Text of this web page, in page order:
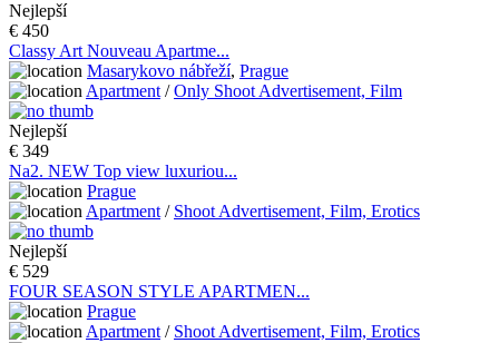
Nejlepší
€ 450
Classy Art Nouveau Apartme...
Masarykovo nábřeží, Prague
Apartment /Only Shoot Advertisement, Film
Nejlepší
€ 349
Na2. NEW Top view luxuriou...
Prague
Apartment / Shoot Advertisement, Film, Erotics
Nejlepší
€ 529
FOUR SEASON STYLE APARTMEN...
Prague
Apartment / Shoot Advertisement, Film, Erotics